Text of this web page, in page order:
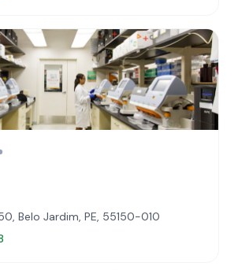
Belo Jardim, PE, 55150-010